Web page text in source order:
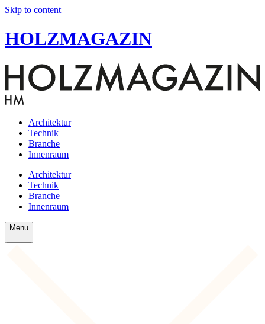
Skip to content
HOLZMAGAZIN
Architektur
Technik
Branche
Innenraum
Architektur
Technik
Branche
Innenraum
Menu